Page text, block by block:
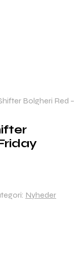
Bolgheri Red –
Nyheder